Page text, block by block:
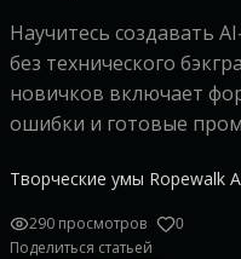
Научитесь создавать
без технического
новичков включает
ошибки и готовые
Творческие умы Ropewalk
290 просмотров 0
Поделиться статьей